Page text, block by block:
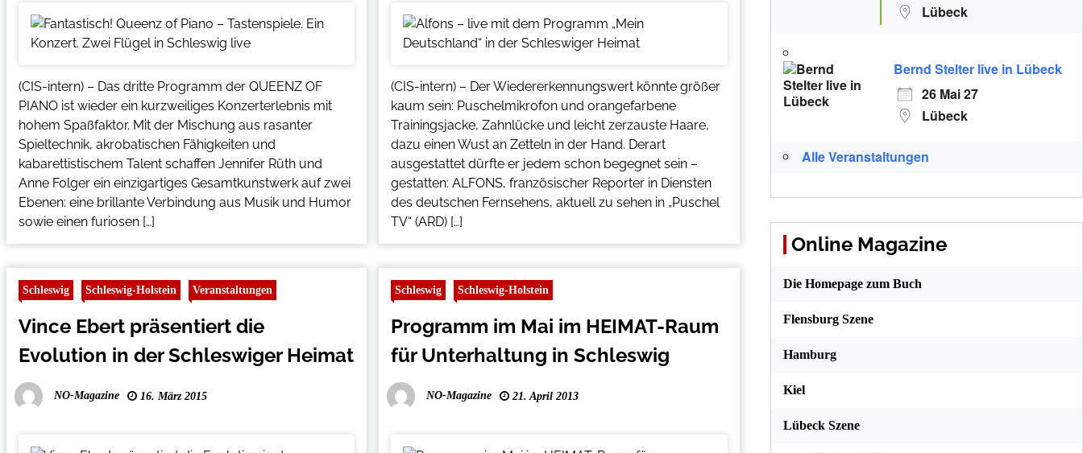
(CIS-intern) – Das dritte Programm der QUEENZ OF
PIANO ist wieder ein kurzweiliges Konzerterlebnis mit
hohem Spaßfaktor. Mit der Mischung aus rasanter
Spieltechnik, akrobatischen Fähigkeiten und
kabarettistischem Talent schaffen Jennifer Rüth und
Anne Folger ein einzigartiges Gesamtkunstwerk auf zwei
Ebenen: eine brillante Verbindung aus Musik und Humor
sowie einen furiosen […]
(CIS-intern) – Der Wiedererkennungswert könnte größer
kaum sein: Puschelmikrofon und orangefarbene
Trainingsjacke, Zahnlücke und leicht zerzauste Haare,
dazu einen Wust an Zetteln in der Hand. Derart
ausgestattet dürfte er jedem schon begegnet sein –
gestatten: ALFONS, französischer Reporter in Diensten
des deutschen Fernsehens, aktuell zu sehen in „Puschel
TV“ (ARD) […]
Schleswig Schleswig-Holstein Veranstaltungen
Vince Ebert präsentiert die
Evolution in der Schleswiger Heimat
NO-Magazine 16. März 2015
Schleswig Schleswig-Holstein
Programm im Mai im HEIMAT-Raum
für Unterhaltung in Schleswig
NO-Magazine 21. April 2013
Lübeck
Bernd Stelter live in Lübeck
26 Mai 27
Lübeck
Alle Veranstaltungen
Online Magazine
Die Homepage zum Buch
Flensburg Szene
Hamburg
Kiel
Lübeck Szene